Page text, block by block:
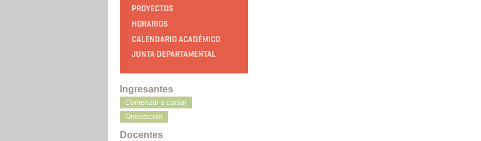
PROYECTOS
HORARIOS
CALENDARIO ACADÉMICO
JUNTA DEPARTAMENTAL
Ingresantes
Comenzar a cursar
Orientación
Docentes